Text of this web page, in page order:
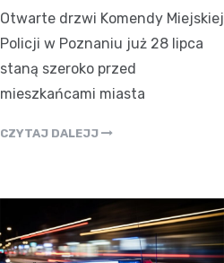
Otwarte drzwi Komendy Miejskiej
Policji w Poznaniu już 28 lipca
staną szeroko przed
mieszkańcami miasta
CZYTAJ DALEJJ